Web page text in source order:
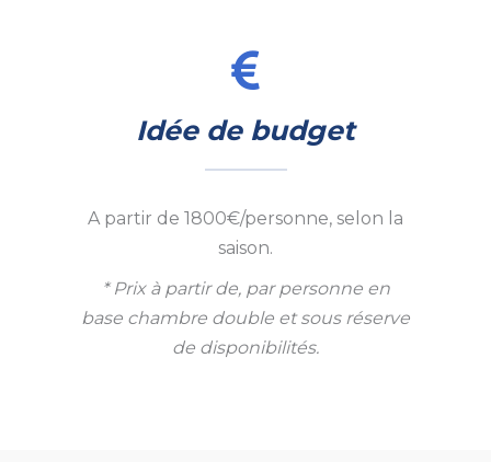
Idée de budget
A partir de 1800€/personne, selon la
saison.
* Prix à partir de, par personne en
base chambre double et sous réserve
de disponibilités.